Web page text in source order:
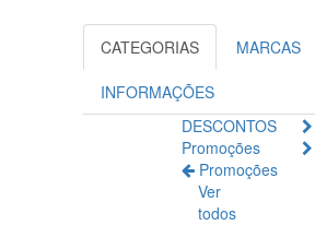
CATEGORIAS MARCAS
INFORMAÇÕES
DESCONTOS
Promoções
Promoções
Ver
todos